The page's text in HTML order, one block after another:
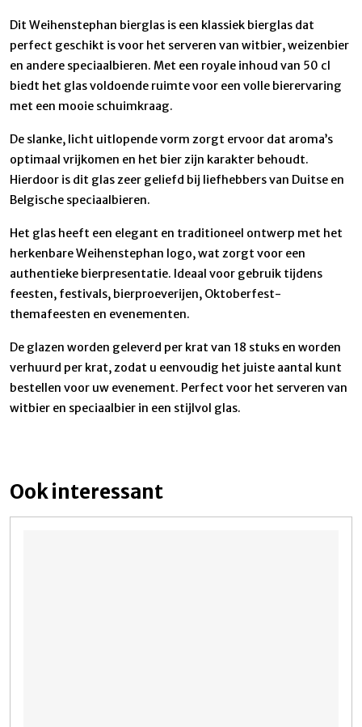
Dit Weihenstephan bierglas is een klassiek bierglas dat
perfect geschikt is voor het serveren van witbier, weizenbier
en andere speciaalbieren. Met een royale inhoud van 50 cl
biedt het glas voldoende ruimte voor een volle bierervaring
met een mooie schuimkraag.
De slanke, licht uitlopende vorm zorgt ervoor dat aroma’s
optimaal vrijkomen en het bier zijn karakter behoudt.
Hierdoor is dit glas zeer geliefd bij liefhebbers van Duitse en
Belgische speciaalbieren.
Het glas heeft een elegant en traditioneel ontwerp met het
herkenbare Weihenstephan logo, wat zorgt voor een
authentieke bierpresentatie. Ideaal voor gebruik tijdens
feesten, festivals, bierproeverijen, Oktoberfest-
themafeesten en evenementen.
De glazen worden geleverd per krat van 18 stuks en worden
verhuurd per krat, zodat u eenvoudig het juiste aantal kunt
bestellen voor uw evenement. Perfect voor het serveren van
witbier en speciaalbier in een stijlvol glas.
Ook interessant